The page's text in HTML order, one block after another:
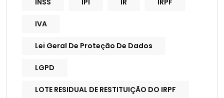
INSS IPI IR IRPF
IVA
Lei Geral De Proteção De Dados
LGPD
LOTE RESIDUAL DE RESTITUIÇÃO DO IRPF